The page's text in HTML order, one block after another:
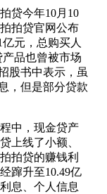
贷今年10月10
拍贷官网公布
元，总购买人
品也曾被市场
股书中表示，虽
，但是部分贷款
中，现金贷产
上线了小额、
拍贷的赚钱利
蹿升至10.49亿
息、个人信息